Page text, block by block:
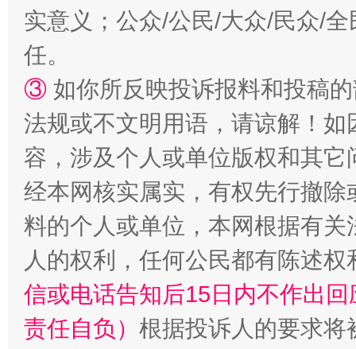
实意义；公众/公民/大众/民众/
任。
③ 如你所反映投诉报料和投稿
法规或不文明用语，请谅解！
容，涉及个人或单位版权和其它
经本网核实属实，有权先行撤
料的个人或单位，本网根据有
人的权利，任何公民都有陈述
信或电话告知后15日内不作出
责任自负） 根据投诉人的要求将